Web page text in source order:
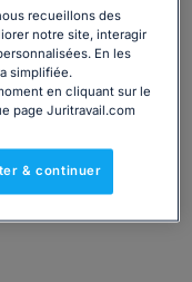
21h du lundi au
?
recueillons des
notre site, interagir
En les
simplifiée.
en cliquant sur le
page Juritravail.com
& continuer